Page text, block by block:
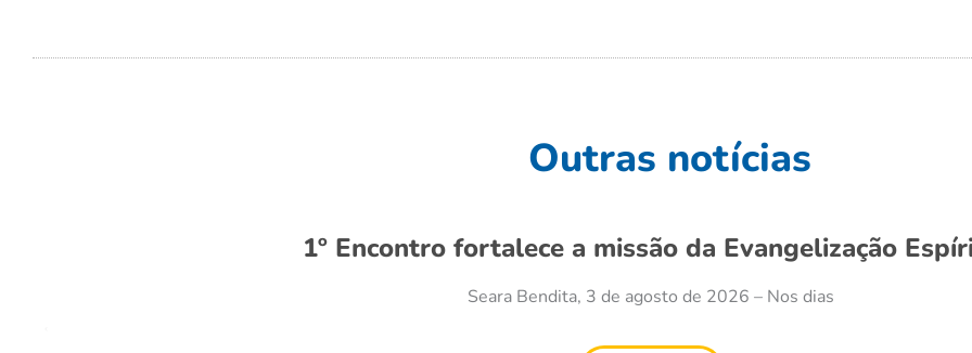
Outras notícias
1º Encontro fortalece a missão da Evangelização
Seara Bendita, 3 de agosto de 2026 – Nos dias